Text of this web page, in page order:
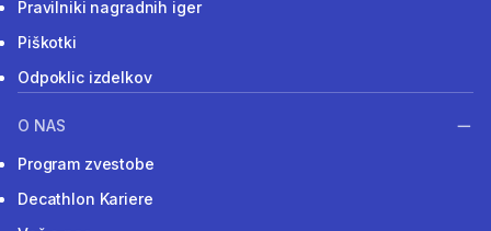
Pravilniki nagradnih iger
Piškotki
Odpoklic izdelkov
O NAS
Program zvestobe
Decathlon Kariere